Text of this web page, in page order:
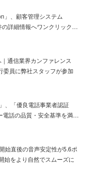
」、顧客管理システム
の詳細情報へワンクリック…
通信業界カンファレンス
委員に弊社スタッフが参加
、「優良電話事業者認証
電話の品質・安全基準を満…
始直後の音声安定性が5.6ポ
始をより自然でスムーズに